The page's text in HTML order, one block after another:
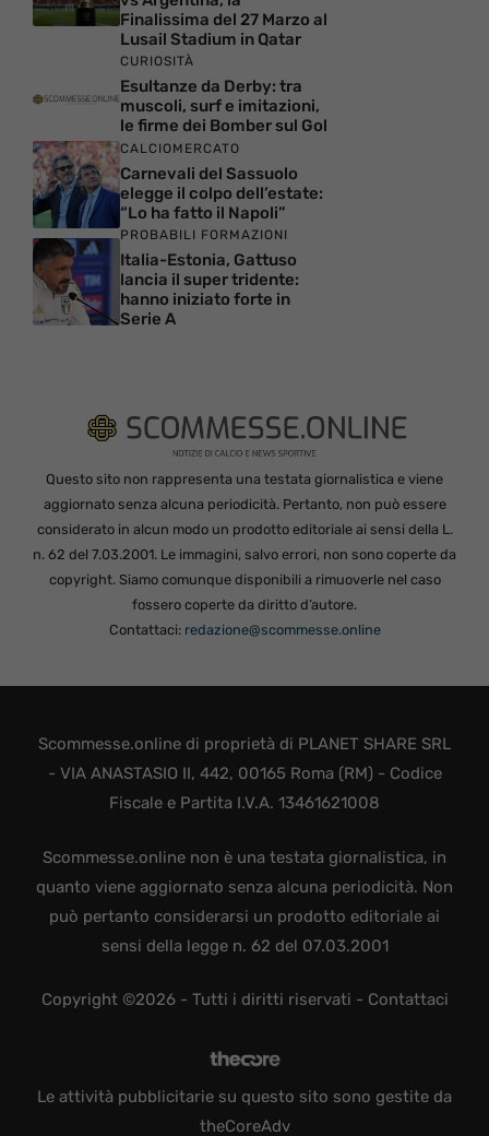
Finalissima del 27 Marzo al
Lusail Stadium in Qatar
CURIOSITÀ
Esultanze da Derby: tra
muscoli, surf e imitazioni,
le firme dei Bomber sul Gol
CALCIOMERCATO
Carnevali del Sassuolo
elegge il colpo dell’estate:
“Lo ha fatto il Napoli”
PROBABILI FORMAZIONI
Italia-Estonia, Gattuso
lancia il super tridente:
hanno iniziato forte in
Serie A
Questo sito non rappresenta una testata giornalistica e viene
aggiornato senza alcuna periodicità. Pertanto, non può essere
considerato in alcun modo un prodotto editoriale ai sensi della L.
n. 62 del 7.03.2001. Le immagini, salvo errori, non sono coperte da
copyright. Siamo comunque disponibili a rimuoverle nel caso
fossero coperte da diritto d’autore.
Contattaci: redazione@scommesse.online
Scommesse.online di proprietà di PLANET SHARE SRL
- VIA ANASTASIO II, 442, 00165 Roma (RM) - Codice
Fiscale e Partita I.V.A. 13461621008
Scommesse.online non è una testata giornalistica, in
quanto viene aggiornato senza alcuna periodicità. Non
può pertanto considerarsi un prodotto editoriale ai
sensi della legge n. 62 del 07.03.2001
Copyright ©2026 - Tutti i diritti riservati - Contattaci
Le attività pubblicitarie su questo sito sono gestite da
theCoreAdv